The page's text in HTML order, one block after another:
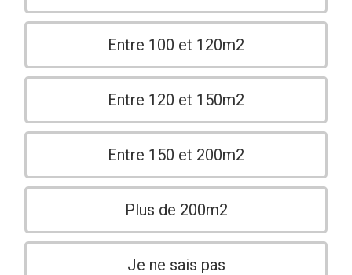
Entre 100 et 120m2
Entre 120 et 150m2
Entre 150 et 200m2
Plus de 200m2
Je ne sais pas